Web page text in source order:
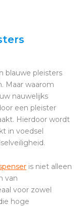
blauwe pleisters
Maar waarom
nauwelijks
een pleister
Hierdoor wordt
in voedsel
is niet alleen
van
voor zowel
hoge